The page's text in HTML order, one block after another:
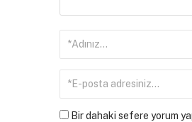
Bir dahaki sefere yorum